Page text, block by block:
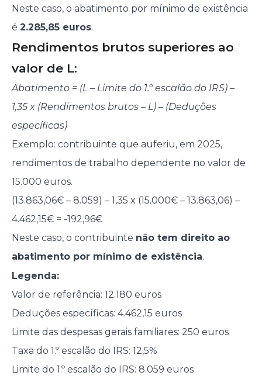
Neste caso, o abatimento por mínimo de existência
é 2.285,85 euros.
Rendimentos brutos superiores ao
valor de L:
Abatimento = (L – Limite do 1.º escalão do IRS) –
1,35 x (Rendimentos brutos – L) – (Deduções
específicas)
Exemplo: contribuinte que auferiu, em 2025,
rendimentos de trabalho dependente no valor de
15.000 euros.
(13.863,06€ – 8.059) – 1,35 x (15.000€ – 13.863,06) –
4.462,15€ = -192,96€
Neste caso, o contribuinte não tem direito ao
abatimento por mínimo de existência.
Legenda:
Valor de referência: 12.180 euros
Deduções específicas: 4.462,15 euros
Limite das despesas gerais familiares: 250 euros
Taxa do 1.º escalão do IRS: 12,5%
Limite do 1.º escalão do IRS: 8.059 euros